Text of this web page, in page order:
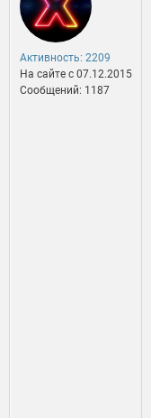
Активность: 2209
На сайте c 07.12.2015
Сообщений: 1187